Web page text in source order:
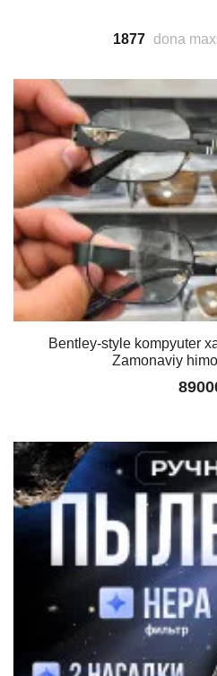
1877 dona
Bentley-style kompyuter
Zamonaviy